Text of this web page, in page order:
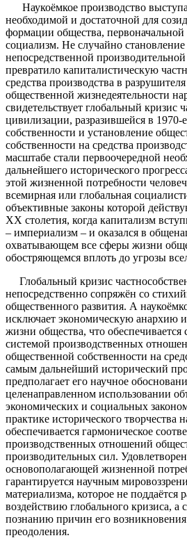
Наукоёмкое производство
необходимой и достаточной для
формации общества, первоначальной
социализм. Не случайно становление
непосредственной
превратило капиталистическую
средства производства в
общественной жизнедеятельности
свидетельствует глобальный кризис
цивилизации, разразившейся в
собственности и установление
собственности на средства
масштабе стали первоочередной
дальнейшего исторического
этой жизненной потребности
всемирная или глобальная
объективные законы которой
XX столетия, когда капитализм
– империализм – и оказался в
охватывающем все сферы жизни
обостряющемся вплоть до угрозы
Глобальный кризис
непосредственно сопряжён со
общественного развития. А
исключает экономическую анархию
жизни общества, что обеспечивается
системой производственных
общественной собственности на
самым дальнейший исторический
предполагает его научное
целенаправленном использовании
экономических и социальных
практике исторического творчества
обеспечивается гармоническое
производственных отношений
производительных сил.
основополагающей жизненной
гарантируется научным
материализма, которое не поддаётся
воздействию глобального кризиса, а
познанию причин его
преодоления.